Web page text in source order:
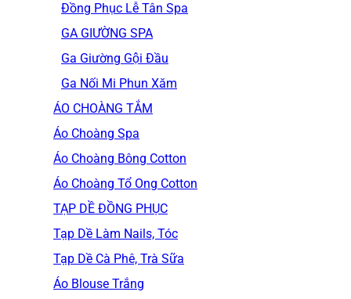
Đồng Phục Lễ Tân Spa
GA GIƯỜNG SPA
Ga Giường Gội Đầu
Ga Nối Mi Phun Xăm
ÁO CHOÀNG TẮM
Áo Choàng Spa
Áo Choàng Bông Cotton
Áo Choàng Tổ Ong Cotton
TẠP DỀ ĐỒNG PHỤC
Tạp Dề Làm Nails, Tóc
Tạp Dề Cà Phê, Trà Sữa
Áo Blouse Trắng